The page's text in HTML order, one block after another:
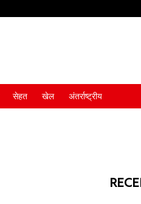
सेहत खेल अंतर्राष्ट्रीय